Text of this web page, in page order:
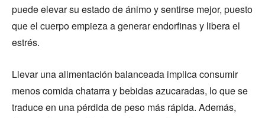
puede elevar su estado de ánimo y sentirse mejor, puesto
que el cuerpo empieza a generar endorfinas y libera el
estrés.
Llevar una alimentación balanceada implica consumir
menos comida chatarra y bebidas azucaradas, lo que se
traduce en una pérdida de peso más rápida. Además,